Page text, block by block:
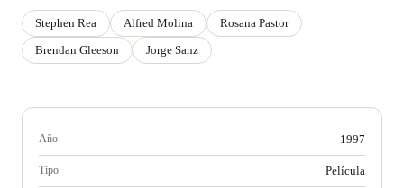
Stephen Rea Alfred Molina
Rosana Pastor
Brendan Gleeson
Jorge Sanz
Año 1997
Tipo Película